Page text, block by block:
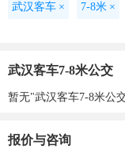
武汉客车 × 7-8米 ×
武汉客车7-8米公交
暂无"武汉客车7-8米公
报价与咨询